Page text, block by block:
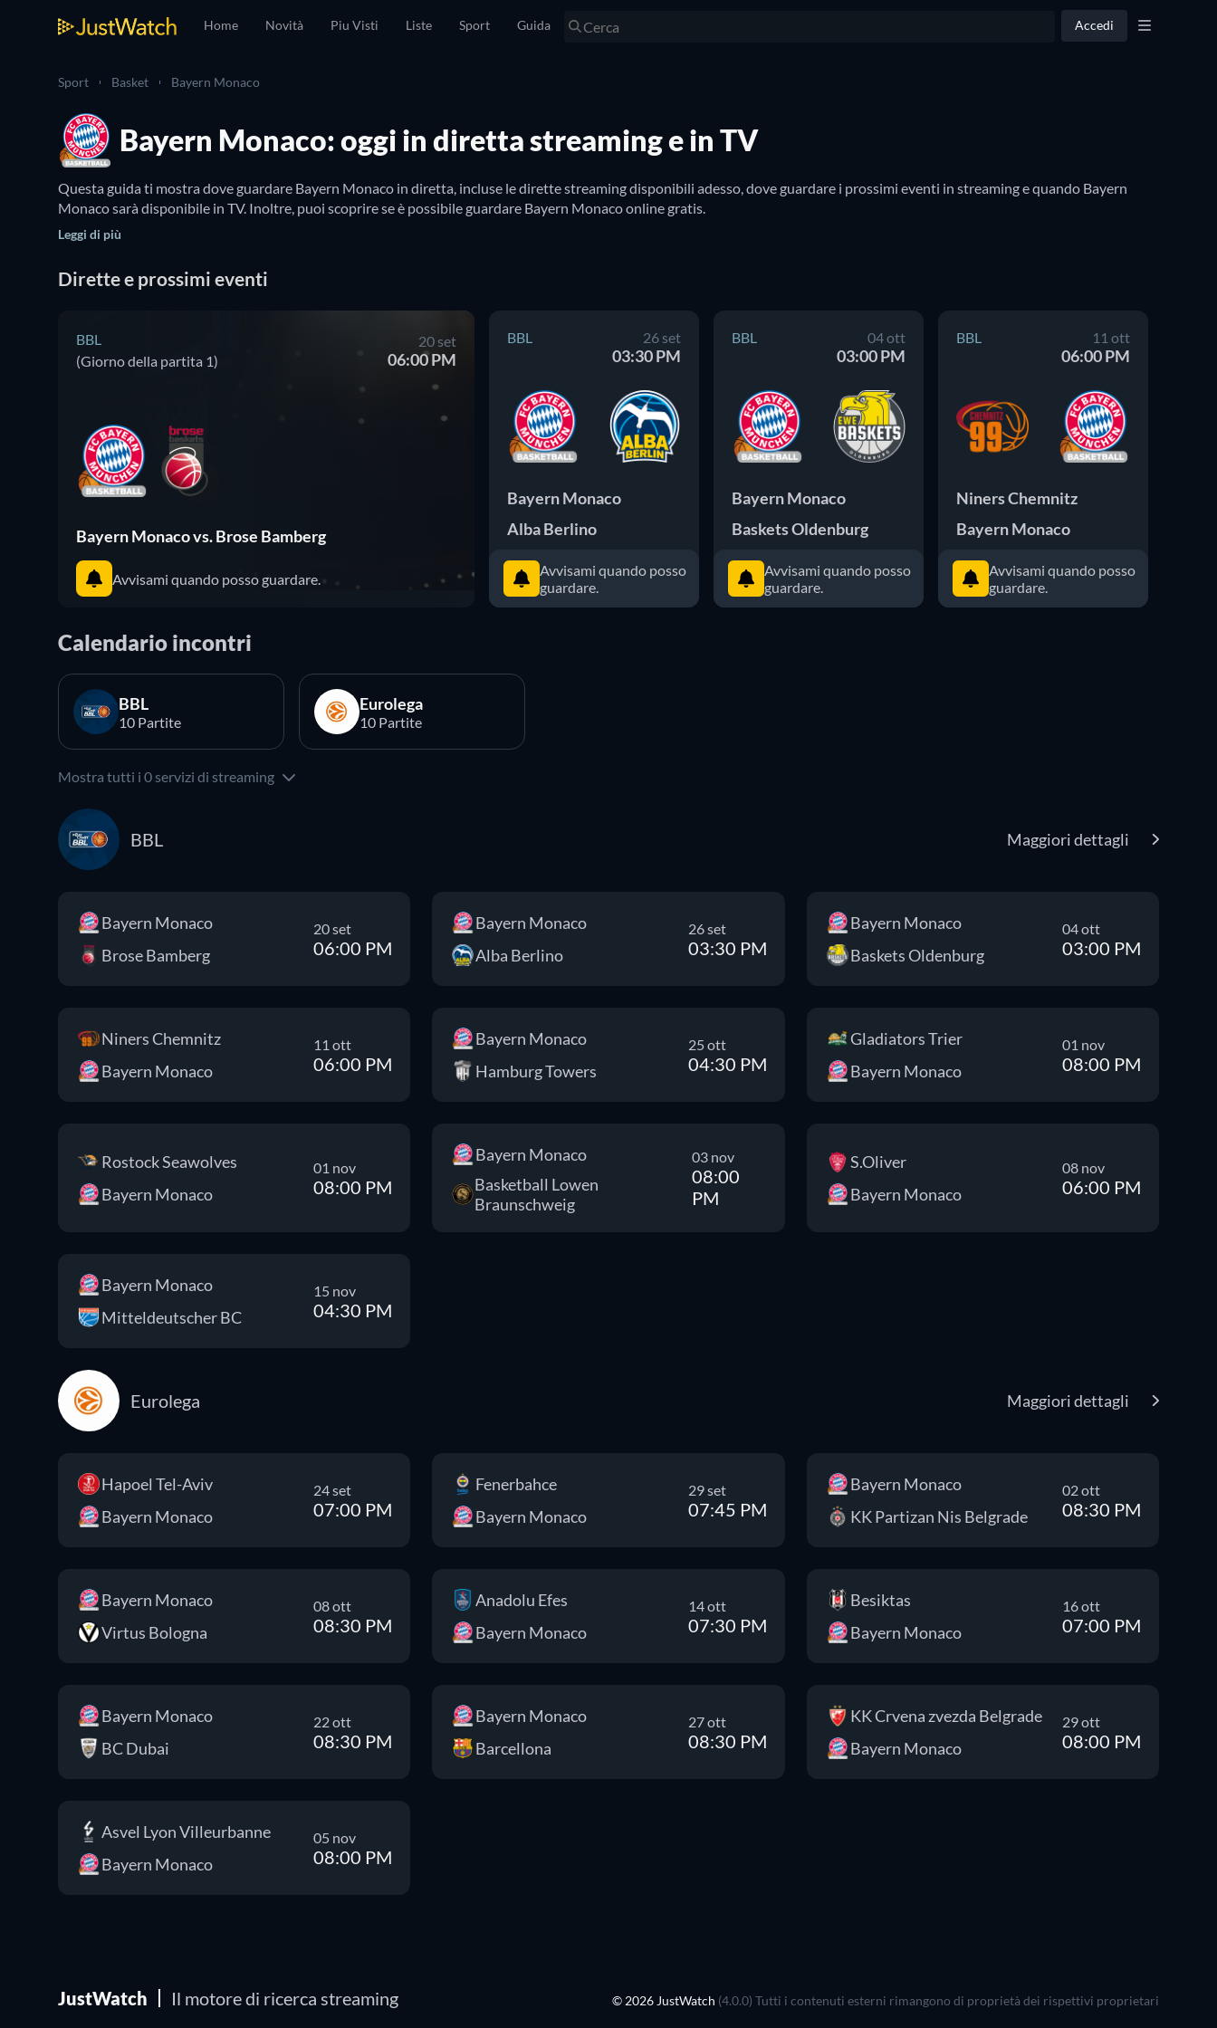
Home Novità Piu Visti Liste Sport Guida Accedi
Sport Basket Bayern Monaco
Bayern Monaco: oggi in diretta streaming e in TV
Questa guida ti mostra dove guardare Bayern Monaco in diretta, incluse le dirette streaming disponibili adesso, dove guardare i prossimi eventi in streaming e quando Bayern
Monaco sarà disponibile in TV. Inoltre, puoi scoprire se è possibile guardare Bayern Monaco online gratis.
Leggi di più
Dirette e prossimi eventi
BBL
(Giorno della partita 1)
20 set
06:00 PM
Bayern Monaco vs. Brose Bamberg
Avvisami quando posso guardare.
BBL 26 set
03:30 PM
Bayern Monaco
Alba Berlino
Avvisami quando posso
guardare.
BBL 04 ott
03:00 PM
Bayern Monaco
Baskets Oldenburg
Avvisami quando posso
guardare.
BBL 11 ott
06:00 PM
Niners Chemnitz
Bayern Monaco
Avvisami quando posso
guardare.
Calendario incontri
BBL
10 Partite
Eurolega
10 Partite
Mostra tutti i 0 servizi di streaming
BBL Maggiori dettagli
Bayern Monaco
Brose Bamberg
20 set
06:00 PM
Bayern Monaco
Alba Berlino
26 set
03:30 PM
Bayern Monaco
Baskets Oldenburg
04 ott
03:00 PM
Niners Chemnitz
Bayern Monaco
11 ott
06:00 PM
Bayern Monaco
Hamburg Towers
25 ott
04:30 PM
Gladiators Trier
Bayern Monaco
01 nov
08:00 PM
Rostock Seawolves
Bayern Monaco
01 nov
08:00 PM
Bayern Monaco
Basketball Lowen
Braunschweig
03 nov
08:00
PM
S.Oliver
Bayern Monaco
08 nov
06:00 PM
Bayern Monaco
Mitteldeutscher BC
15 nov
04:30 PM
Eurolega Maggiori dettagli
Hapoel Tel-Aviv
Bayern Monaco
24 set
07:00 PM
Fenerbahce
Bayern Monaco
29 set
07:45 PM
Bayern Monaco
KK Partizan Nis Belgrade
02 ott
08:30 PM
Bayern Monaco
Virtus Bologna
08 ott
08:30 PM
Anadolu Efes
Bayern Monaco
14 ott
07:30 PM
Besiktas
Bayern Monaco
16 ott
07:00 PM
Bayern Monaco
BC Dubai
22 ott
08:30 PM
Bayern Monaco
Barcellona
27 ott
08:30 PM
KK Crvena zvezda Belgrade
Bayern Monaco
29 ott
08:00 PM
Asvel Lyon Villeurbanne
Bayern Monaco
05 nov
08:00 PM
JustWatch Il motore di ricerca streaming © 2026 JustWatch (4.0.0) Tutti i contenuti esterni rimangono di proprietà dei rispettivi proprietari